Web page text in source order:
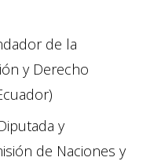
de la
y Derecho
y
de Naciones y